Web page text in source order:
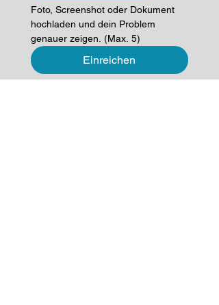
Foto, Screenshot oder Dokument
hochladen und dein Problem
genauer zeigen. (Max. 5)
Einreichen